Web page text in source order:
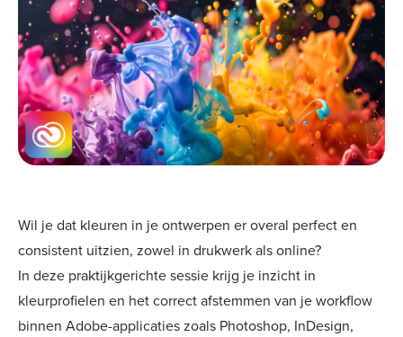
Wil je dat kleuren in je ontwerpen er overal perfect en
consistent uitzien, zowel in drukwerk als online?
In deze praktijkgerichte sessie krijg je inzicht in
kleurprofielen en het correct afstemmen van je workflow
binnen Adobe-applicaties zoals Photoshop, InDesign,